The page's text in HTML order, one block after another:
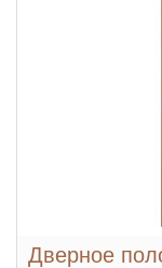
Дверное